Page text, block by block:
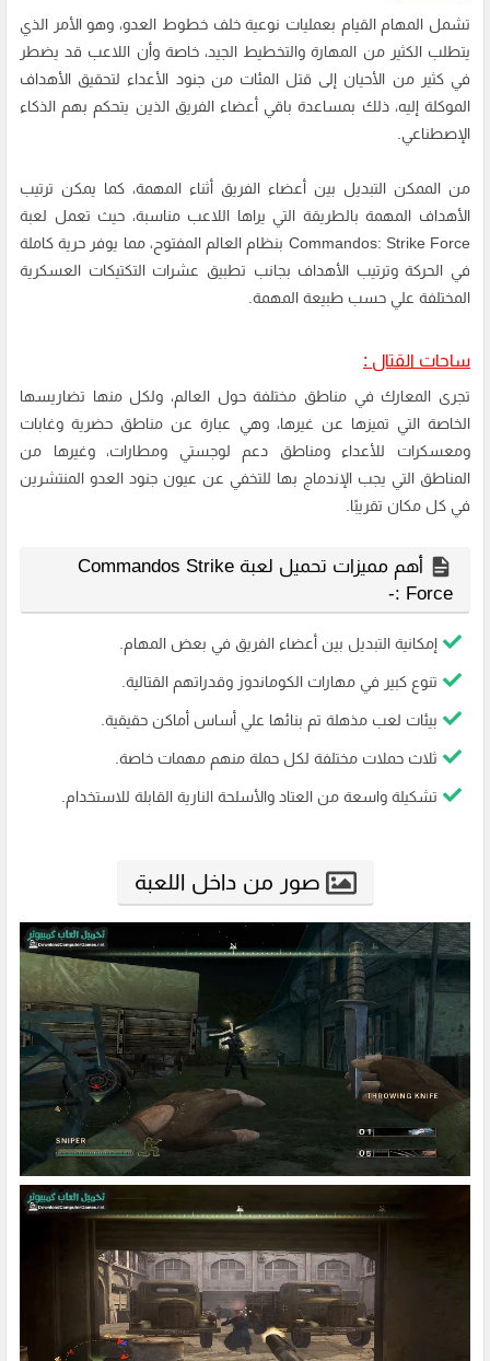
تشمل المهام القيام بعمليات نوعية خلف خطوط العدو، وهو الأمر الذي
يتطلب الكثير من المهارة والتخطيط الجيد، خاصة وأن اللاعب قد يضطر
في كثير من الأحيان إلى قتل المئات من جنود الأعداء لتحقيق الأهداف
الموكلة إليه، ذلك بمساعدة باقي أعضاء الفريق الذين يتحكم بهم الذكاء
الإصطناعي.
من الممكن التبديل بين أعضاء الفريق أثناء المهمة، كما يمكن ترتيب
الأهداف المهمة بالطريقة التي يراها اللاعب مناسبة، حيث تعمل لعبة
Commandos: Strike Force بنظام العالم المفتوح، مما يوفر حرية كاملة
في الحركة وترتيب الأهداف بجانب تطبيق عشرات التكتيكات العسكرية
المختلفة علي حسب طبيعة المهمة.
ساحات القتال :
تجرى المعارك في مناطق مختلفة حول العالم، ولكل منها تضاريسها
الخاصة التي تميزها عن غيرها، وهي عبارة عن مناطق حضرية وغابات
ومعسكرات للأعداء ومناطق دعم لوجستي ومطارات، وغيرها من
المناطق التي يجب الإندماج بها للتخفي عن عيون جنود العدو المنتشرين
في كل مكان تقريبًا.
أهم مميزات تحميل لعبة Commandos Strike
Force :-
إمكانية التبديل بين أعضاء الفريق في بعض المهام.
تنوع كبير في مهارات الكوماندوز وقدراتهم القتالية.
بيئات لعب مذهلة تم بنائها علي أساس أماكن حقيقية.
ثلاث حملات مختلفة لكل حملة منهم مهمات خاصة.
تشكيلة واسعة من العتاد والأسلحة النارية القابلة للاستخدام.
صور من داخل اللعبة